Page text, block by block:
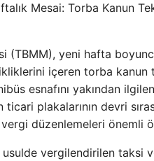
Mesai: Torba Kanun
(TBMM), yeni hafta
içeren torba
esnafını yakından
plakalarının devri
düzenlemeleri önemli
vergilendirilen taksi